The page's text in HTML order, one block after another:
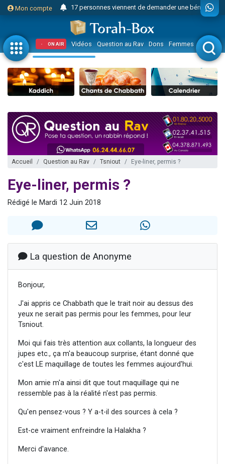
Mon compte
Il reste 49 places pour étudier en groupe sur Zoom
23 personnes viennent de faire un don pour Diane, 80 ans, dans un appartement insalubre
Eva vient de donner son Maasser
4 personnes viennent de nous rejoindre sur WhatsApp
3 personnes viennent de nous rejoindre sur WhatsApp
Odaya vient de donner son Maasser
3 personnes viennent de faire un don pour 5 jours de vacances aux Orphelins
13 personnes viennent de demander une bénédiction
Il reste 49 places pour étudier en groupe sur Zoom
12 nouvelles musiques dans Torah-Box Music
8 personnes viennent de faire un don pour Tsédaka : pauvres d'Israel
ON AIR Vidéos Question au Rav Dons Femmes Enfants
Accueil Question au Rav Tsniout Eye-liner, permis ?
Eye-liner, permis ?
Rédigé le Mardi 12 Juin 2018
La question de Anonyme
Bonjour,
J'ai appris ce Chabbath que le trait noir au dessus des
yeux ne serait pas permis pour les femmes, pour leur
Tsniout.
Moi qui fais très attention aux collants, la longueur des
jupes etc., ça m'a beaucoup surprise, étant donné que
c'est LE maquillage de toutes les femmes aujourd'hui.
Mon amie m'a ainsi dit que tout maquillage qui ne
ressemble pas à la réalité n'est pas permis.
Qu'en pensez-vous ? Y a-t-il des sources à cela ?
Est-ce vraiment enfreindre la Halakha ?
Merci d'avance.